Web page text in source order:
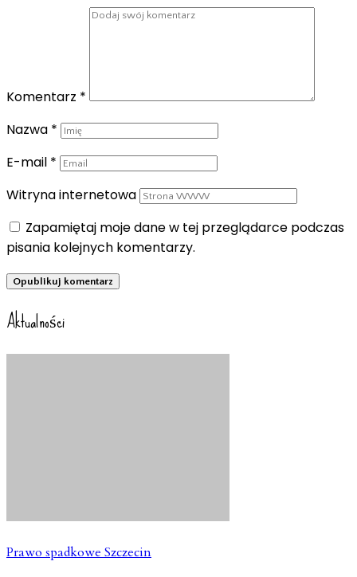
Komentarz *
Nazwa *
E-mail *
Witryna internetowa
Zapamiętaj moje dane w tej przeglądarce podczas
pisania kolejnych komentarzy.
Aktualności
Prawo spadkowe Szczecin